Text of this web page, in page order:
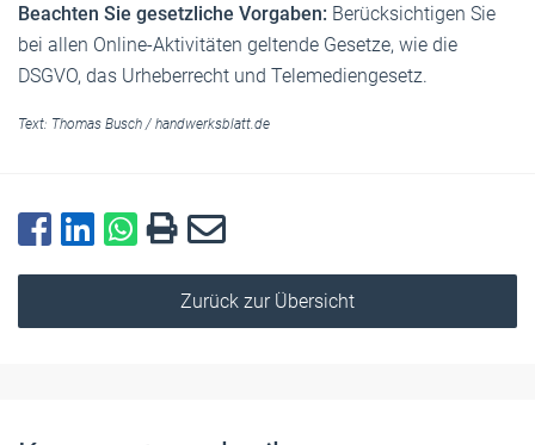
Beachten Sie gesetzliche Vorgaben: Berücksichtigen Sie
bei allen Online-Aktivitäten geltende Gesetze, wie die
DSGVO, das Urheberrecht und Telemediengesetz.
Text: Thomas Busch / handwerksblatt.de
Zurück zur Übersicht